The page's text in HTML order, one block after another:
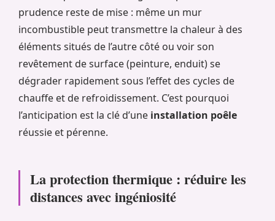
prudence reste de mise : même un mur
incombustible peut transmettre la chaleur à des
éléments situés de l’autre côté ou voir son
revêtement de surface (peinture, enduit) se
dégrader rapidement sous l’effet des cycles de
chauffe et de refroidissement. C’est pourquoi
l’anticipation est la clé d’une installation poêle
réussie et pérenne.
La protection thermique : réduire les
distances avec ingéniosité